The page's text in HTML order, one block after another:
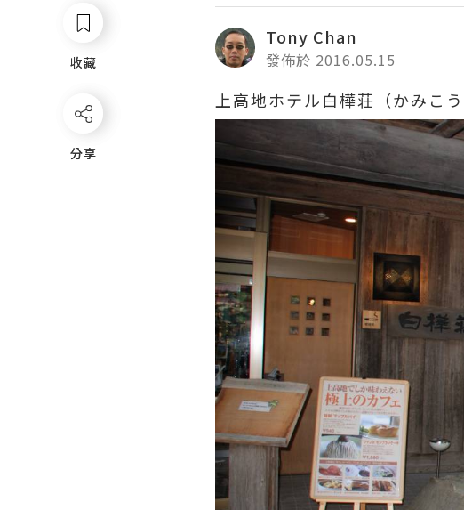
收藏
分享
Tony Chan
發佈於 2016.05.15
上高地ホテル白樺荘（かみこ
收藏
分享